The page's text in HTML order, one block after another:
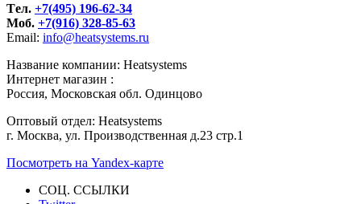
Tел. +7(495) 196-62-34
Моб. +7(916) 328-85-63
Email: info@heatsystems.ru
Название компании: Heatsystems
Интернет магазин :
Россия, Московская обл. Одинцово
Оптовый отдел: Heatsystems
г. Москва, ул. Производственная д.23 стр.1
Посмотреть на Yandex-карте
СОЦ. ССЫЛКИ